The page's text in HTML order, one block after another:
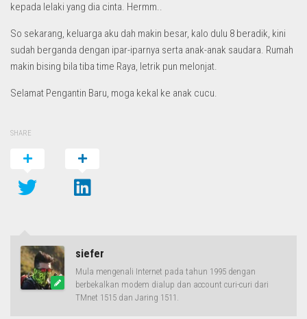
kepada lelaki yang dia cinta. Hermm..
So sekarang, keluarga aku dah makin besar, kalo dulu 8 beradik, kini
sudah berganda dengan ipar-iparnya serta anak-anak saudara. Rumah
makin bising bila tiba time Raya, letrik pun melonjat.
Selamat Pengantin Baru, moga kekal ke anak cucu.
SHARE
siefer
Mula mengenali Internet pada tahun 1995 dengan
berbekalkan modem dialup dan account curi-curi dari
TMnet 1515 dan Jaring 1511.